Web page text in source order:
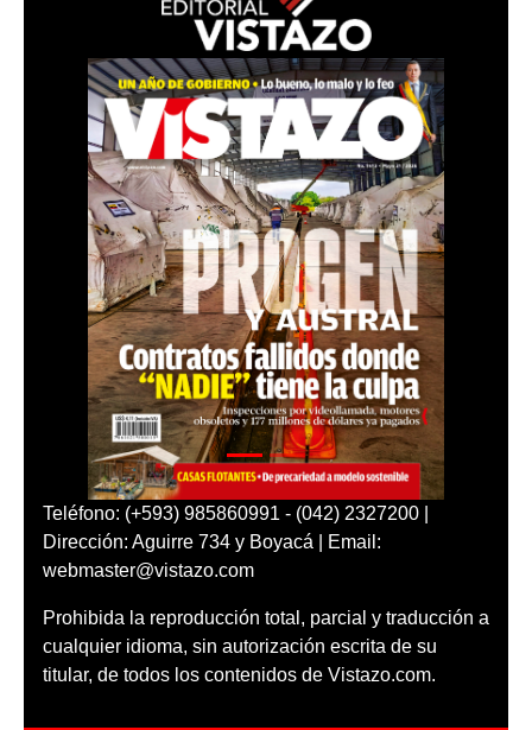
Teléfono: (+593) 985860991 - (042) 2327200 |
Dirección: Aguirre 734 y Boyacá | Email:
webmaster@vistazo.com
Prohibida la reproducción total, parcial y traducción a
cualquier idioma, sin autorización escrita de su
titular, de todos los contenidos de Vistazo.com.